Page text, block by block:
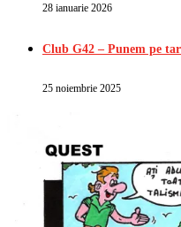
28 ianuarie 2026
Club G42 – Punem pe
25 noiembrie 2025